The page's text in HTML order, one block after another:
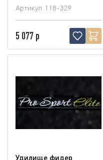
Артикул 118-329
5 077 р
Удилище фидер